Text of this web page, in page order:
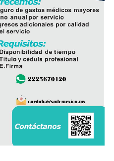
del Estado y agentes de la
el procesamiento de
del cuerpo, que
Forense (Semefo),
su identificación oficial.
y puesta a
que integró la
para localizar
responsabilidad en el